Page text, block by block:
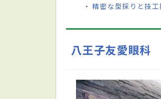
・精密な型採りと技
八王子友愛眼科